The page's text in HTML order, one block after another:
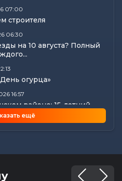
07:00
строителя
06:30
на 10 августа? Полный
огурца»
16:57
районе: 15-летний
районе:
ещё